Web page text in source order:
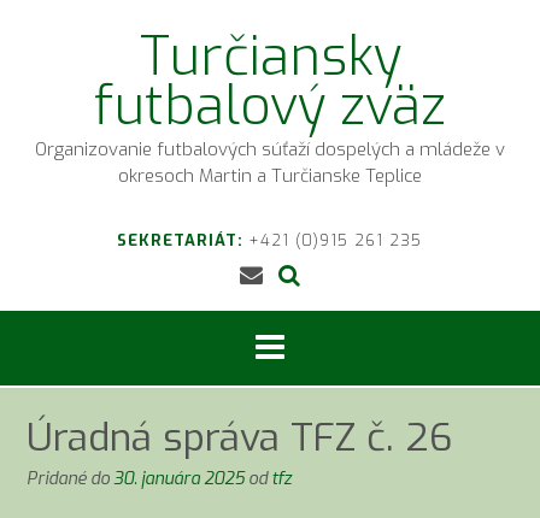
Turčiansky
futbalový zväz
Organizovanie futbalových súťaží dospelých a mládeže v
okresoch Martin a Turčianske Teplice
SEKRETARIÁT: +421 (0)915 261 235
Úradná správa TFZ č. 26
Pridané do30. januára 2025odtfz